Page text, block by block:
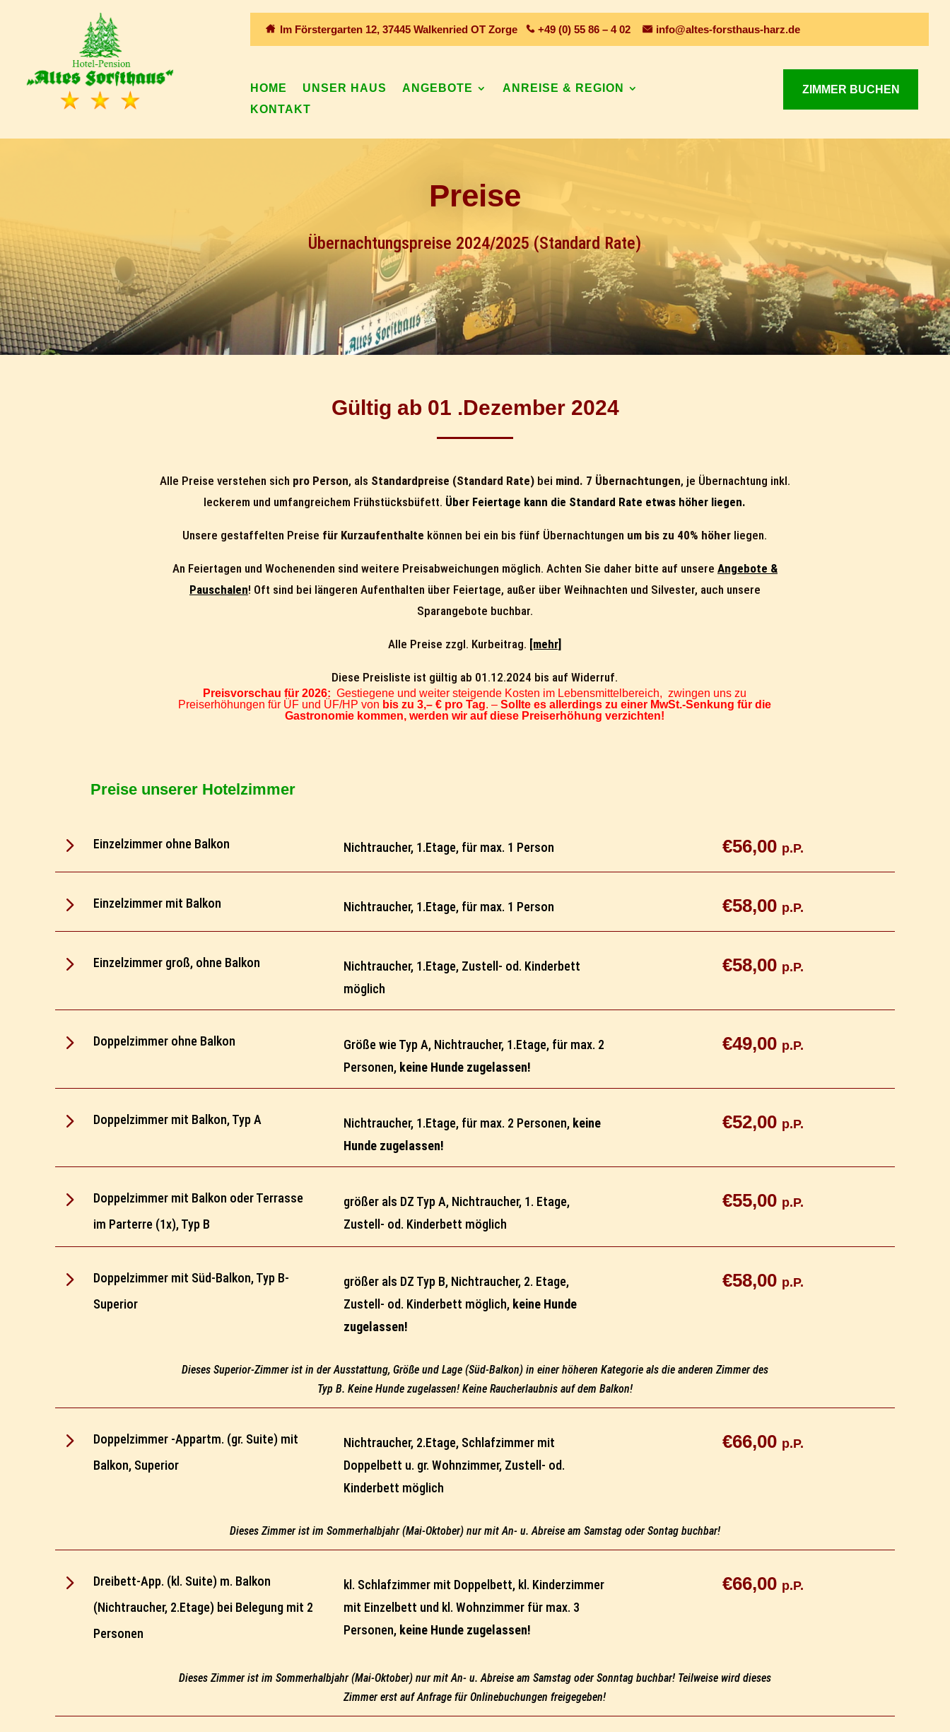
Im Förstergarten 12, 37445 Walkenried OT Zorge +49 (0) 55 86 – 4 02 info@altes-forsthaus-harz.de
HOME UNSER HAUS ANGEBOTE
ANREISE & REGION
KONTAKT
ZIMMER BUCHEN
Preise
Übernachtungspreise 2024/2025 (Standard Rate)
Gültig ab 01 .Dezember 2024
Alle Preise verstehen sich pro Person, als Standardpreise (Standard Rate)bei mind. 7 Übernachtungen, je Übernachtung inkl.
leckerem und umfangreichem Frühstücksbüfett. Über Feiertage kann die Standard Rate etwas höher liegen.
Unsere gestaffelten Preise für Kurzaufenthalte können bei ein bis fünf Übernachtungen um bis zu 40% höher liegen.
An Feiertagen und Wochenenden sind weitere Preisabweichungen möglich. Achten Sie daher bitte auf unsere Angebote &
Pauschalen! Oft sind bei längeren Aufenthalten über Feiertage, außer über Weihnachten und Silvester, auch unsere
Sparangebote buchbar.
Alle Preise zzgl. Kurbeitrag. [mehr]
Diese Preisliste ist gültig ab 01.12.2024 bis auf Widerruf.
Preisvorschau für 2026: Gestiegene und weiter steigende Kosten im Lebensmittelbereich, zwingen uns zu
Preiserhöhungen für ÜF und ÜF/HP von bis zu 3,– € pro Tag. –Sollte es allerdings zu einer MwSt.-Senkung für die
Gastronomie kommen, werden wir auf diese Preiserhöhung verzichten!
Preise unserer Hotelzimmer
5 Einzelzimmer ohne Balkon Nichtraucher, 1.Etage, für max. 1 Person €56,00 p.P.
5 Einzelzimmer mit Balkon Nichtraucher, 1.Etage, für max. 1 Person €58,00 p.P.
5 Einzelzimmer groß, ohne Balkon
Nichtraucher, 1.Etage, Zustell- od. Kinderbett
möglich
€58,00 p.P.
5 Doppelzimmer ohne Balkon
Größe wie Typ A, Nichtraucher, 1.Etage, für max. 2
Personen,keine Hunde zugelassen!
€49,00 p.P.
5 Doppelzimmer mit Balkon, Typ A Nichtraucher, 1.Etage, für max. 2 Personen, keine
Hunde zugelassen!
€52,00 p.P.
5
Doppelzimmer mit Balkon oder Terrasse
im Parterre (1x), Typ B
größer als DZ Typ A, Nichtraucher, 1. Etage,
Zustell- od. Kinderbett möglich
€55,00 p.P.
5
Doppelzimmer mit Süd-Balkon, Typ B-
Superior
größer als DZ Typ B, Nichtraucher, 2. Etage,
Zustell- od. Kinderbett möglich, keine Hunde
zugelassen!
€58,00 p.P.
Dieses Superior-Zimmer ist in der Ausstattung, Größe und Lage (Süd-Balkon) in einer höheren Kategorie als die anderen Zimmer des
Typ B. Keine Hunde zugelassen! Keine Raucherlaubnis auf dem Balkon!
5
Doppelzimmer -Appartm. (gr. Suite) mit
Balkon, Superior
Nichtraucher, 2.Etage, Schlafzimmer mit
Doppelbett u. gr. Wohnzimmer, Zustell- od.
Kinderbett möglich
€66,00 p.P.
Dieses Zimmer ist im Sommerhalbjahr (Mai-Oktober) nur mit An- u. Abreise am Samstag oder Sontag buchbar!
5
Dreibett-App. (kl. Suite) m. Balkon
(Nichtraucher, 2.Etage) bei Belegung mit 2
Personen
kl. Schlafzimmer mit Doppelbett, kl. Kinderzimmer
mit Einzelbett und kl. Wohnzimmer für max. 3
Personen, keine Hunde zugelassen!
€66,00 p.P.
Dieses Zimmer ist im Sommerhalbjahr (Mai-Oktober) nur mit An- u. Abreise am Samstag oder Sonntag buchbar! Teilweise wird dieses
Zimmer erst auf Anfrage für Onlinebuchungen freigegeben!